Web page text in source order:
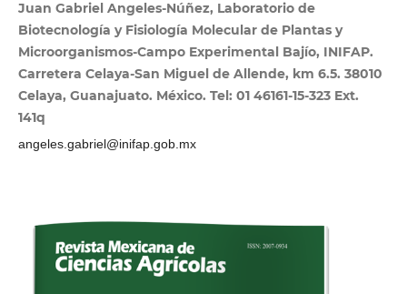
Juan Gabriel Angeles-Núñez, Laboratorio de
Biotecnología y Fisiología Molecular de Plantas y
Microorganismos-Campo Experimental Bajío, INIFAP.
Carretera Celaya-San Miguel de Allende, km 6.5. 38010
Celaya, Guanajuato. México. Tel: 01 46161-15-323 Ext.
141q
angeles.gabriel@inifap.gob.mx